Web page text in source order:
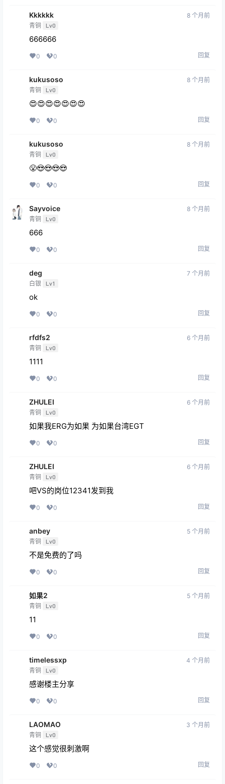
Kkkkkk
青铜 Lv0
8 个月前
666666
0 0 回复
kukusoso
青铜 Lv0
8 个月前
😍😍😍😍😍😍😍
0 0 回复
kukusoso
青铜 Lv0
8 个月前
😤😍😍😍😍
0 0 回复
Sayvoice
青铜 Lv0
8 个月前
666
0 0 回复
deg
白银 Lv1
7 个月前
ok
0 0 回复
rfdfs2
青铜 Lv0
6 个月前
1111
0 0 回复
ZHULEI
青铜 Lv0
6 个月前
如果我ERG为如果 为如果台湾EGT
0 0 回复
ZHULEI
青铜 Lv0
6 个月前
吧VS的岗位12341发到我
0 0 回复
anbey
青铜 Lv0
5 个月前
不是免费的了吗
0 0 回复
如果2
青铜 Lv0
5 个月前
11
0 0 回复
timelessxp
青铜 Lv0
4 个月前
感谢楼主分享
0 0 回复
LAOMAO
青铜 Lv0
3 个月前
这个感觉很刺激啊
0 0 回复